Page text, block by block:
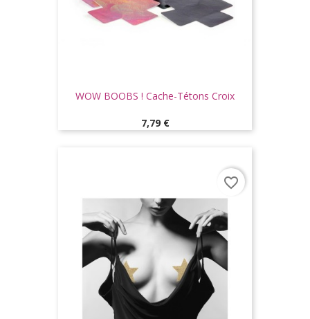
WOW BOOBS ! Cache-Tétons Croix
Prix
7,79 €
favorite_border